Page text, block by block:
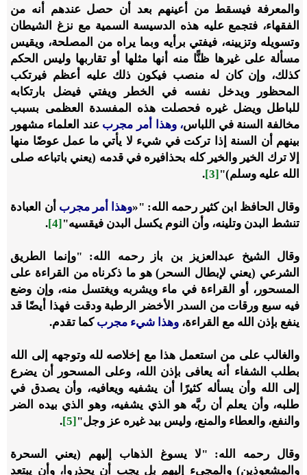
والمعرفة فيسقط من أعينهم بعد أن حصل عندهم أنه من
الفقهاء، فتجمع عليه هذه الدسيسة السمية مع نزغ الشيطان
وتسويله وتزيينه، فيفتي برأيه وبما يراه من المصلحة، ويقيس
مسألة على غيرها ظنًّا منه أنها مثلها أو تقاربها وليس الحكم
كذلك، وإن كان له منصب فيكون ذلك عليه أعظم فيرتكب
المحظور ويدخل نفسه في الخطر ويفتي فيضل بارتكابه
للباطل ويضل غيره فحصلت هذه المفسدة العظمى بسبب
مخالفة السنة في اللباس، ‌وهذا ‌أمر ‌مجرب عند العلماء مشهور
بينهم أن السنة إذا تركت في شيء لا يأتي ما عمل عوضًا منها
إلا ترك الخير والخير كله بحذافيره في قدمه (يعني باتباعه صلى
الله عليه وسلم)"[3]
.
وقال الحافظ ابن كثير رحمه الله: "«‌وهذا ‌أمر ‌مجرب أن العبادة
تنشط البدن وتلينه، وأن النوم يكسل البدن فيقسيه"[4]
.
وقال الشيخ عبدالعزيز بن باز رحمه الله: "وإنما الطريق
الشرعي (يعني لإبطال السحر) هو ما ذكرناه من القراءة على
المسحور، أو القراءة في ماء ويشربه ويغتسل منه، وإن وضع
فيه سبع ورقات من السدر الأخضر الرطبة ودقت فهذا أيضًا قد
ينفع بإذن الله مع القراءة، وهذا شيء مجرب كما تقدم.
والغالب على من استعمل هذا مع إخلاصه لله وتوجهه إلى الله
بطلب الشفاء أنه يعافى بإذن الله، وعلى المسحور أن يضرع
إلى الله وأن يسأله كثيرًا أن يشفيه ويعافيه، وأن يصدق في
طلبه، وأن يعلم أن ربَّه هو الذي يشفيه، وهو الذي بيده الضر
والنفع، والعطاء والمنع، وليس بيد غيره عز وجل"[5]
.
وقال رحمه الله: "لا يسوغ الذهاب إليهم (يعني السحرة
والمشعوذين) والمجيء إليهم بل يجب أن يحذروا، وأن يبتعد